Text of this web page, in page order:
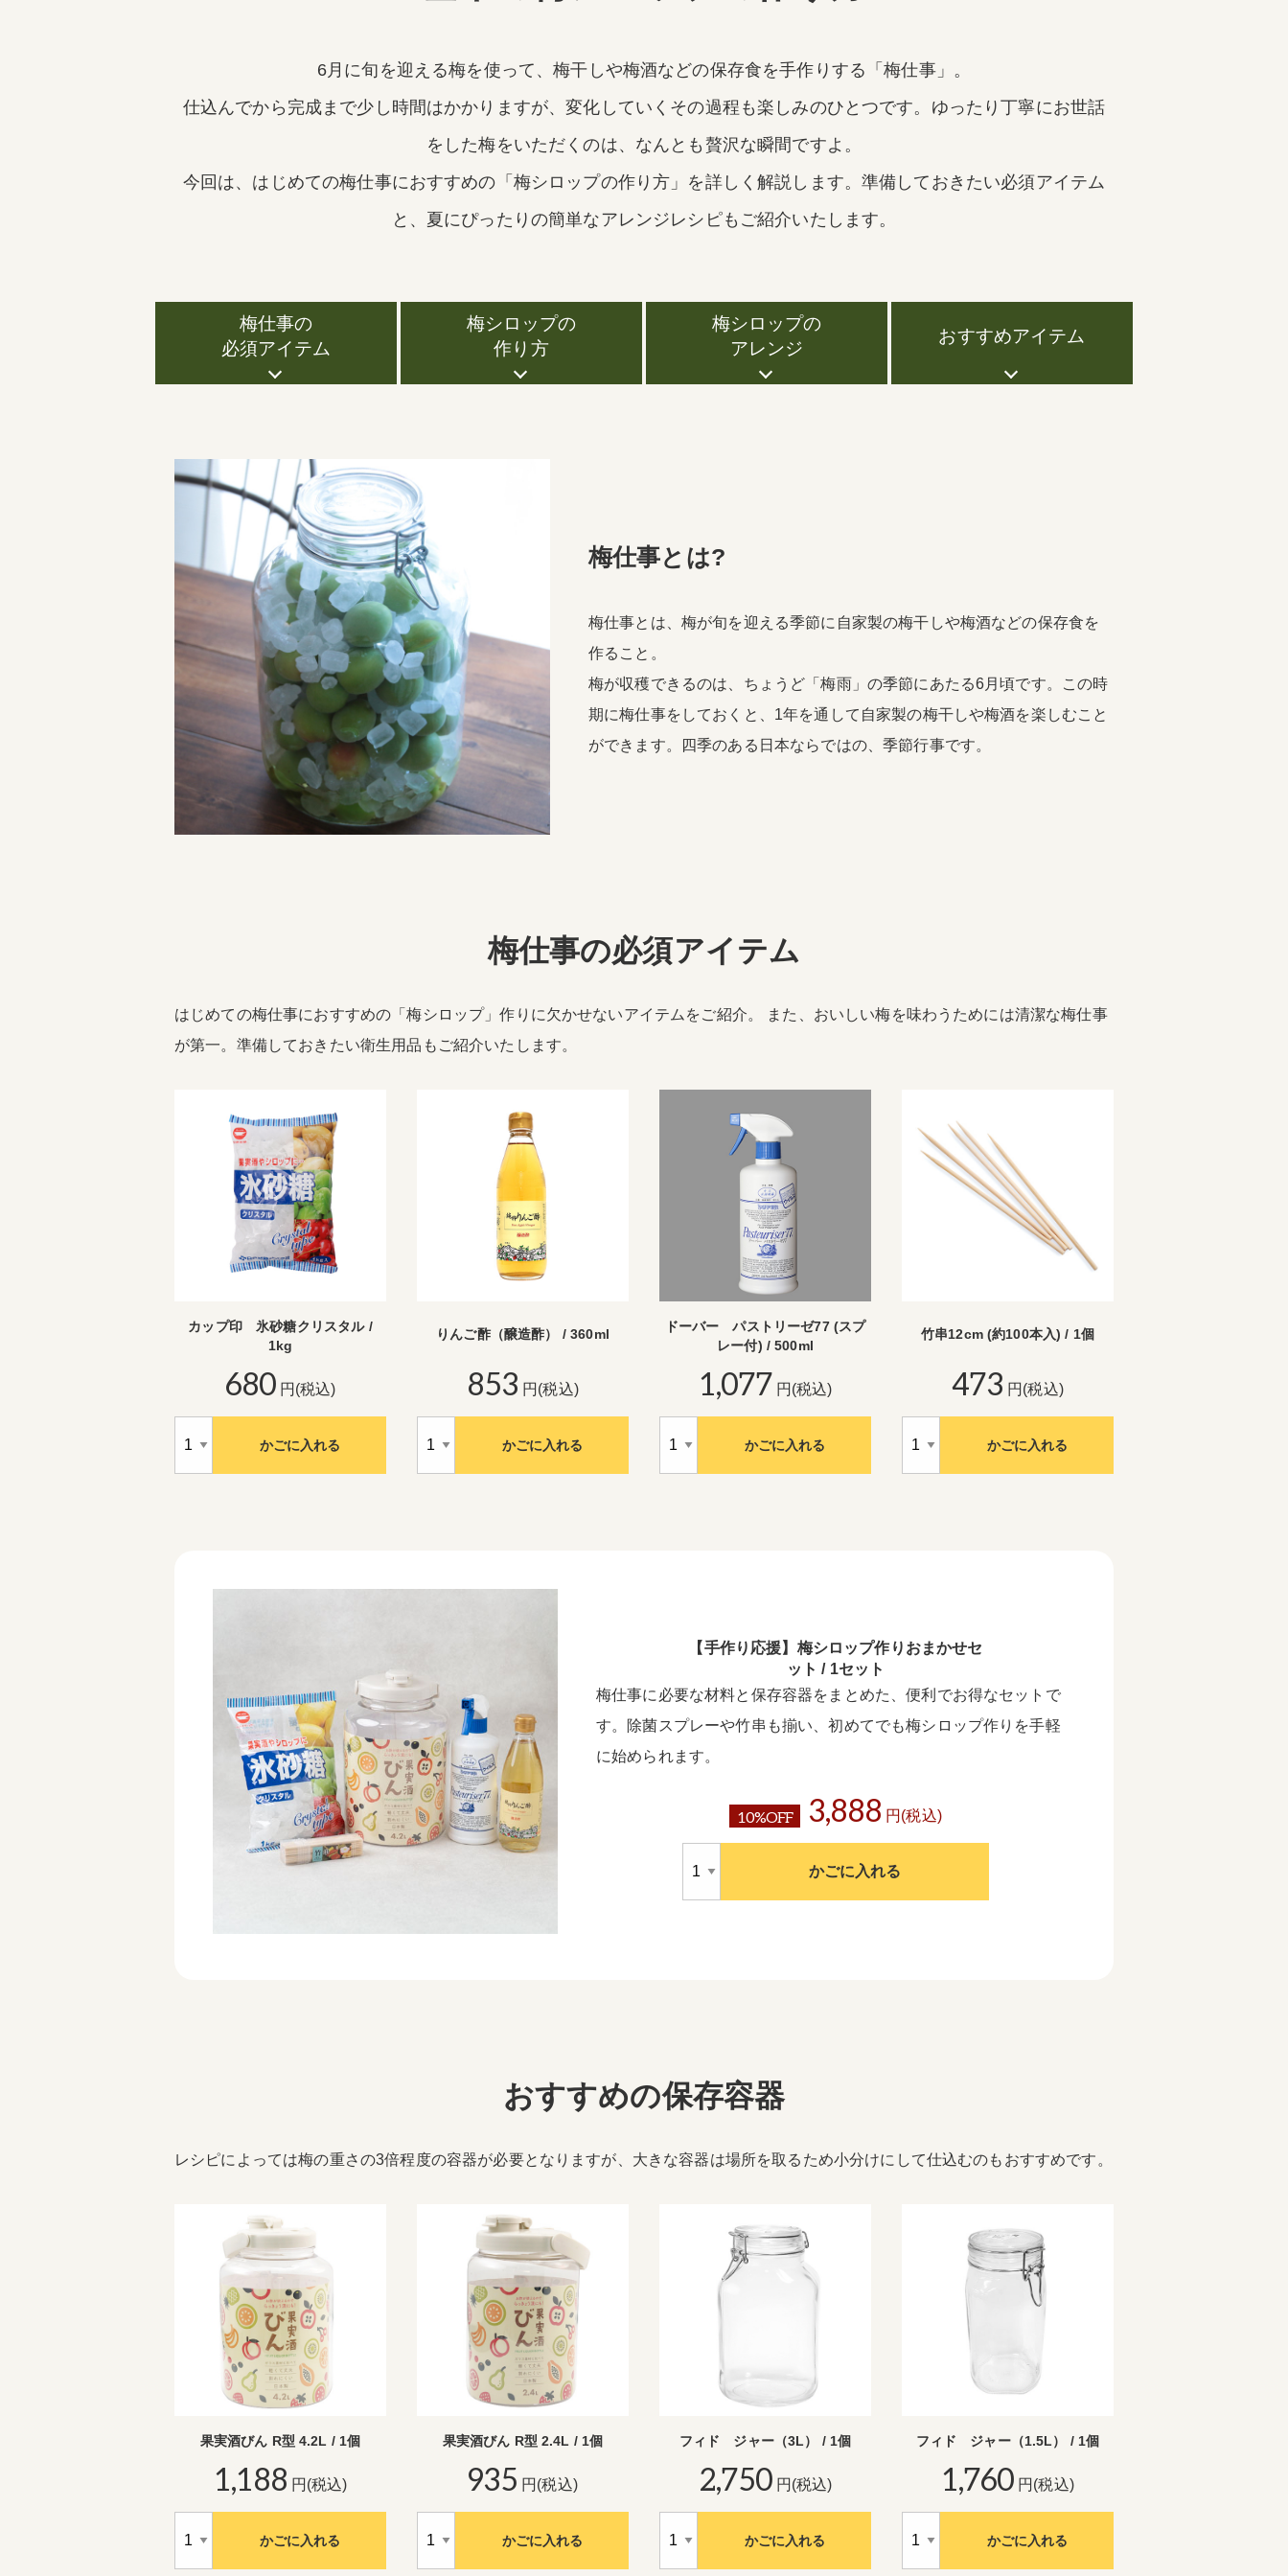
6月に旬を迎える梅を使って、梅干しや梅酒などの保存食を手作りする「梅仕事」。
仕込んでから完成まで少し時間はかかりますが、変化していくその過程も楽しみのひとつです。ゆったり丁寧にお世話
をした梅をいただくのは、なんとも贅沢な瞬間ですよ。
今回は、はじめての梅仕事におすすめの「梅シロップの作り方」を詳しく解説します。準備しておきたい必須アイテム
と、夏にぴったりの簡単なアレンジレシピもご紹介いたします。
梅仕事の
必須アイテム
梅シロップの
作り方
梅シロップの
アレンジ
おすすめアイテム
梅仕事とは?
梅仕事とは、梅が旬を迎える季節に自家製の梅干しや梅酒などの保存食を
作ること。
梅が収穫できるのは、ちょうど「梅雨」の季節にあたる6月頃です。この時
期に梅仕事をしておくと、1年を通して自家製の梅干しや梅酒を楽しむこと
ができます。四季のある日本ならではの、季節行事です。
梅仕事の必須アイテム
はじめての梅仕事におすすめの「梅シロップ」作りに欠かせないアイテムをご紹介。 また、おいしい梅を味わうためには清潔な梅仕事
が第一。準備しておきたい衛生用品もご紹介いたします。
カップ印 氷砂糖クリスタル /
1kg
680 円(税込)
かごに入れる
りんご酢（醸造酢） / 360ml
853 円(税込)
かごに入れる
ドーバー パストリーゼ77 (スプ
レー付) / 500ml
1,077 円(税込)
かごに入れる
竹串12cm (約100本入) / 1個
473 円(税込)
かごに入れる
【手作り応援】梅シロップ作りおまかせセ
ット / 1セット
梅仕事に必要な材料と保存容器をまとめた、便利でお得なセットで
す。除菌スプレーや竹串も揃い、初めてでも梅シロップ作りを手軽
に始められます。
10%OFF 3,888 円(税込)
かごに入れる
おすすめの保存容器
レシピによっては梅の重さの3倍程度の容器が必要となりますが、大きな容器は場所を取るため小分けにして仕込むのもおすすめです。
果実酒びん R型 4.2L / 1個
1,188 円(税込)
かごに入れる
果実酒びん R型 2.4L / 1個
935 円(税込)
かごに入れる
フィド ジャー（3L） / 1個
2,750 円(税込)
かごに入れる
フィド ジャー（1.5L） / 1個
1,760 円(税込)
かごに入れる